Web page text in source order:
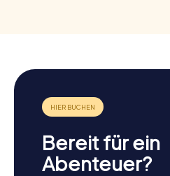
Bereit für ein
Abenteuer?